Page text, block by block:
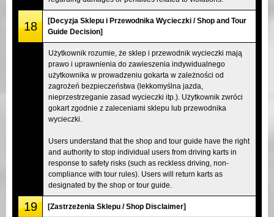
18
[Decyzja Sklepu i Przewodnika Wycieczki / Shop and Tour
Guide Decision]
Użytkownik rozumie, że sklep i przewodnik wycieczki mają
prawo i uprawnienia do zawieszenia indywidualnego
użytkownika w prowadzeniu gokarta w zależności od
zagrożeń bezpieczeństwa (lekkomyślna jazda,
nieprzestrzeganie zasad wycieczki itp.). Użytkownik zwróci
gokart zgodnie z zaleceniami sklepu lub przewodnika
wycieczki.
Users understand that the shop and tour guide have the right
and authority to stop individual users from driving karts in
response to safety risks (such as reckless driving, non-
compliance with tour rules). Users will return karts as
designated by the shop or tour guide.
19 [Zastrzeżenia Sklepu / Shop Disclaimer]